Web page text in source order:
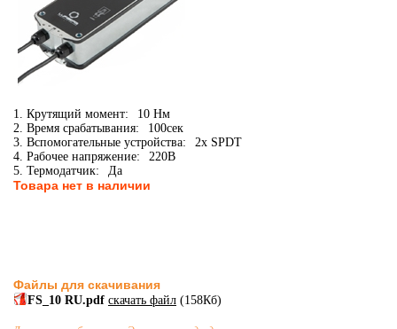
1. Крутящий момент:
10 Нм
2. Время срабатывания:
100сек
3. Вспомогательные устройства:
2x SPDT
4. Рабочее напряжение:
220В
5. Термодатчик:
Да
Товара нет в наличии
Файлы для скачивания
FS_10 RU.pdf скачать файл (158Кб)